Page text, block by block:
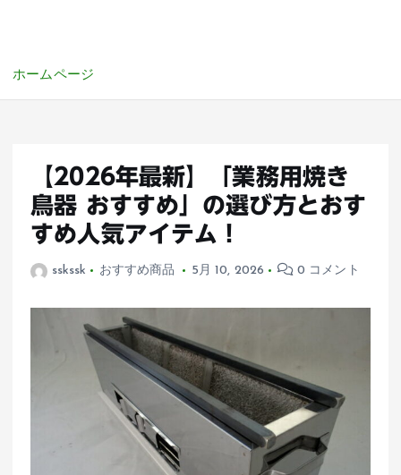
ホームページ
【2026年最新】「業務用焼き
鳥器 おすすめ」の選び方とおす
すめ人気アイテム！
sskssk おすすめ商品 5月 10, 2026 0 コメント